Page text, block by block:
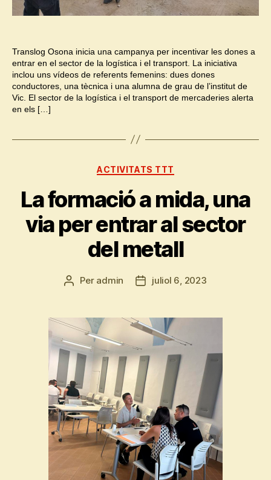
Translog Osona inicia una campanya per incentivar les dones a
entrar en el sector de la logística i el transport. La iniciativa
inclou uns vídeos de referents femenins: dues dones
conductores, una tècnica i una alumna de grau de l’institut de
Vic. El sector de la logística i el transport de mercaderies alerta
en els […]
Categories
ACTIVITATS TTT
La formació a mida, una
via per entrar al sector
del metall
Autor
Per admin
Datajuliol 6, 2023